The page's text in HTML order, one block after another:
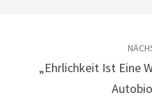
„Ehrlichkeit Ist Eine